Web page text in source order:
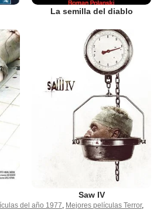
La semilla del diablo
Saw IV
del año 1977, Mejores películas Terror,